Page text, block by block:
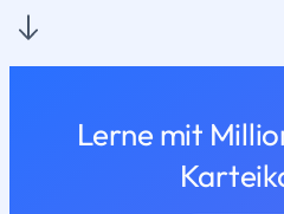
Lerne mit